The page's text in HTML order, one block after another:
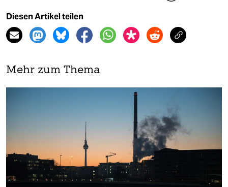
Diesen Artikel teilen
Mehr zum Thema